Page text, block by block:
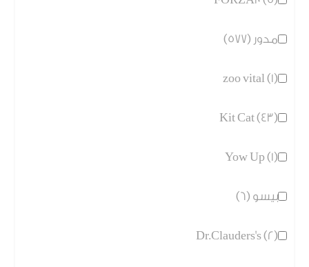
مدور (577)
zoo vital (1)
Kit Cat (43)
Yow Up (1)
بيسو (6)
Dr.Clauders's (2)